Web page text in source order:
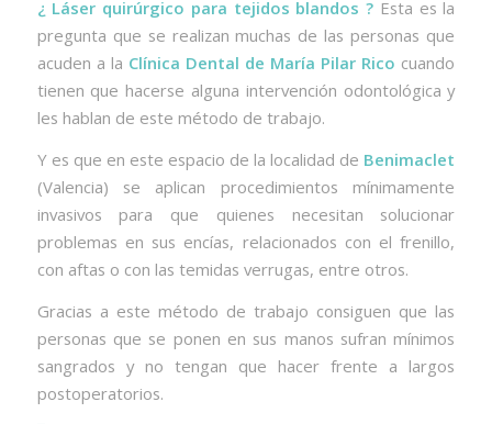
¿ Láser quirúrgico para tejidos blandos ? Esta es la
pregunta que se realizan muchas de las personas que
acuden a la Clínica Dental de María Pilar Rico cuando
tienen que hacerse alguna intervención odontológica y
les hablan de este método de trabajo.
Y es que en este espacio de la localidad de Benimaclet
(Valencia) se aplican procedimientos mínimamente
invasivos para que quienes necesitan solucionar
problemas en sus encías, relacionados con el frenillo,
con aftas o con las temidas verrugas, entre otros.
Gracias a este método de trabajo consiguen que las
personas que se ponen en sus manos sufran mínimos
sangrados y no tengan que hacer frente a largos
postoperatorios.